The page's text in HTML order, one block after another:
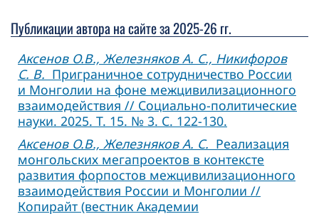
Публикации автора на сайте за 2025-26 гг.
Аксенов О.В., Железняков А. С., Никифоров
С. В. Приграничное сотрудничество России
и Монголии на фоне межцивилизационного
взаимодействия // Социально-политические
науки. 2025. Т. 15. № 3. С. 122-130.
Аксенов О.В., Железняков А. С. Реализация
монгольских мегапроектов в контексте
развития форпостов межцивилизационного
взаимодействия России и Монголии //
Копирайт (вестник Академии